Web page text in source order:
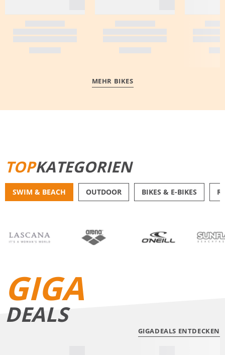
MEHR BIKES
TOPKATEGORIEN
SWIM & BEACH OUTDOOR BIKES & E-BIKES
GIGA
DEALS
GIGADEALS ENTDECKEN